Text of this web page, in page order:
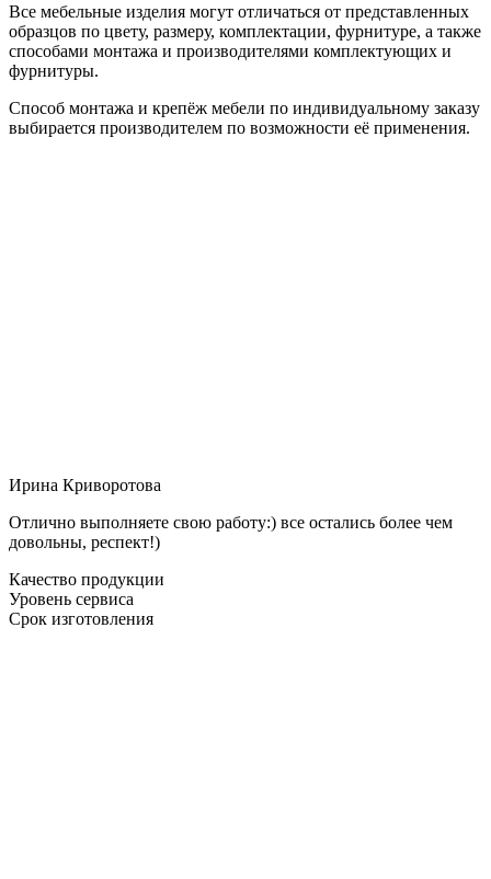
Все мебельные изделия могут отличаться от представленных
образцов по цвету, размеру, комплектации, фурнитуре, а также
способами монтажа и производителями комплектующих и
фурнитуры.
Способ монтажа и крепёж мебели по индивидуальному заказу
выбирается производителем по возможности её применения.
Ирина Криворотова
Отлично выполняете свою работу:) все остались более чем
довольны, респект!)
Качество продукции
Уровень сервиса
Срок изготовления